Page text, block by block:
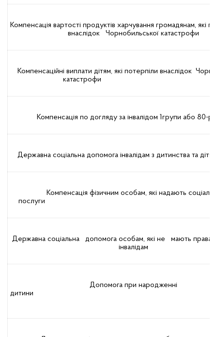
Компенсація вартості продуктів харчування громадянам, які
внаслідок Чорнобильської катастрофи
Компенсаційні виплати дітям, які потерпіли внаслідок
катастрофи
Компенсація по догляду за інвалідом 1групи або 80-
Державна соціальна допомога інвалідам з дитинства та
Компенсація фізичним особам, які надають
послуги
Державна соціальна допомога особам, які не мають права
інвалідам
Допомога при народженні
дитини